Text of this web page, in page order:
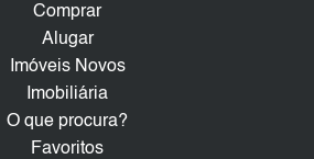
Comprar
Alugar
Imóveis Novos
Imobiliária
O que procura?
Favoritos